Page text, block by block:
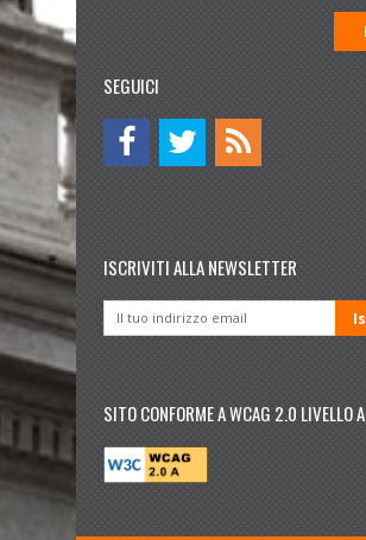
SEGUICI
ISCRIVITI ALLA NEWSLETTER
SITO CONFORME A WCAG 2.0 LIVELLO A